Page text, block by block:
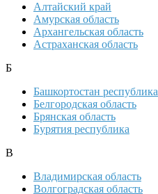
Алтайский край
Амурская область
Архангельская область
Астраханская область
Б
Башкортостан республика
Белгородская область
Брянская область
Бурятия республика
В
Владимирская область
Волгоградская область